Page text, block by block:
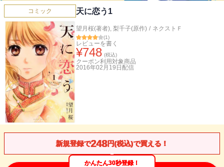
コミック 天に恋う1
望月桜(著者), 梨千子(原作) / ネクストＦ
(1)
レビューを書く
¥748 (税込)
クーポン利用対象商品
2016年02月19日 配信
新規登録で248円(税込)で買える！
かんたん30秒登録！